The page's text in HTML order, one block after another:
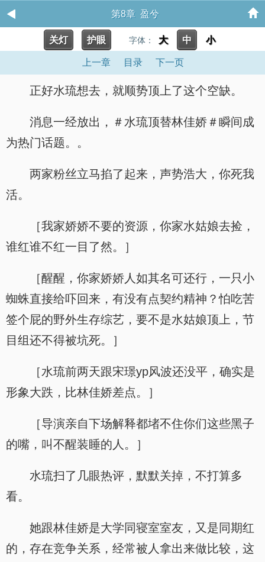
第8章 盈兮
关灯 护眼 字体： 大 中 小
上一章 目录 下一页
正好水琉想去，就顺势顶上了这个空缺。
消息一经放出，＃水琉顶替林佳娇＃瞬间成
为热门话题。。
两家粉丝立马掐了起来，声势浩大，你死我
活。
［我家娇娇不要的资源，你家水姑娘去捡，
谁红谁不红一目了然。］
［醒醒，你家娇娇人如其名可还行，一只小
蜘蛛直接给吓回来，有没有点契约精神？怕吃苦
签个屁的野外生存综艺，要不是水姑娘顶上，节
目组还不得被坑死。］
［水琉前两天跟宋璟yp风波还没平，确实是
形象大跌，比林佳娇差点。］
［导演亲自下场解释都堵不住你们这些黑子
的嘴，叫不醒装睡的人。］
水琉扫了几眼热评，默默关掉，不打算多
看。
她跟林佳娇是大学同寝室室友，又是同期红
的，存在竞争关系，经常被人拿出来做比较，这